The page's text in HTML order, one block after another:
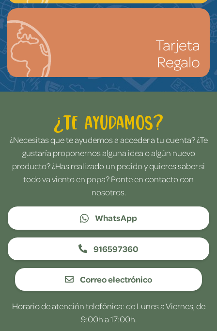
Tarjeta
Regalo
¿Te ayudamos?
¿Necesitas que te ayudemos a acceder a tu cuenta? ¿Te
gustaría proponernos alguna idea o algún nuevo
producto? ¿Has realizado un pedido y quieres saber si
todo va viento en popa? Ponte en contacto con
nosotros.
WhatsApp
916597360
Correo electrónico
Horario de atención telefónica: de Lunes a Viernes, de
9:00h a 17:00h.